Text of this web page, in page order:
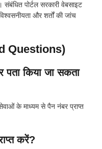
पोर्टल सरकारी वेबसाइट
और शर्तों की जांच
Questions)
पता किया जा सकता
के माध्यम से पैन नंबर प्राप्त
करें?